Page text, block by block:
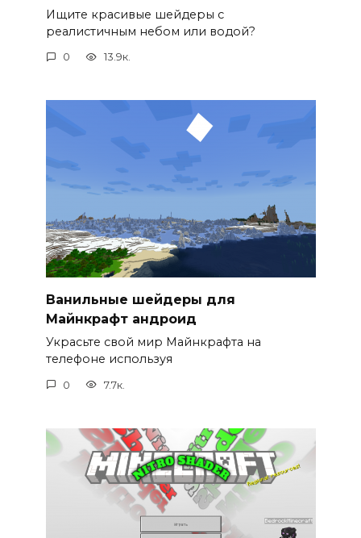
Ищите красивые шейдеры с
реалистичным небом или водой?
0 13.9к.
Ванильные шейдеры для
Майнкрафт андроид
Украсьте свой мир Майнкрафта на
телефоне используя
0 7.7к.